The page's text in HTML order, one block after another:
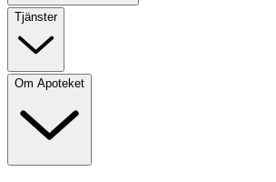
Tjänster
Om Apoteket